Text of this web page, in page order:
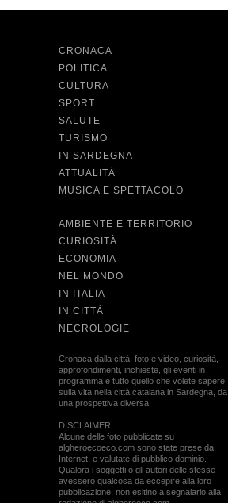
CRONACA
POLITICA
CULTURA
SPORT
SALUTE
TURISMO
IN SARDEGNA
ATTUALITÀ
MUSICA E SPETTACOLO
AMBIENTE E TERRITORIO
CURIOSITÀ
ECONOMIA
NEL MONDO
IN ITALIA
IN CITTÀ
NECROLOGIE
Cronaca dalla città, foto e video, curiosità,
approfondimenti, inchieste, gli eventi in
programma e tutto quello che volete sapere
sulla vita nella città catalana in Sardegna, da
una prospettiva diversa.
DISCLAIMER
Alcune delle foto pubblicate su
algheroecoeco.com sono state prese da
Internet, e valutate di pubblico dominio.
Qualora i soggetti o gli autori delle stesse
avessero qualcosa da eccepire alla loro
pubblicazione, non esitino a segnalarlo alla